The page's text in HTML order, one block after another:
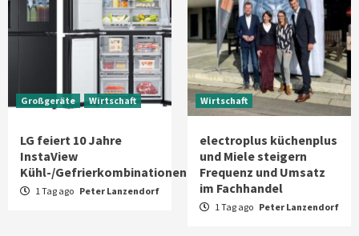
Großgeräte Wirtschaft
LG feiert 10 Jahre
InstaView
Kühl-/Gefrierkombinationen
1 Tag ago Peter Lanzendorf
Wirtschaft
electroplus küchenplus
und Miele steigern
Frequenz und Umsatz
im Fachhandel
1 Tag ago Peter Lanzendorf